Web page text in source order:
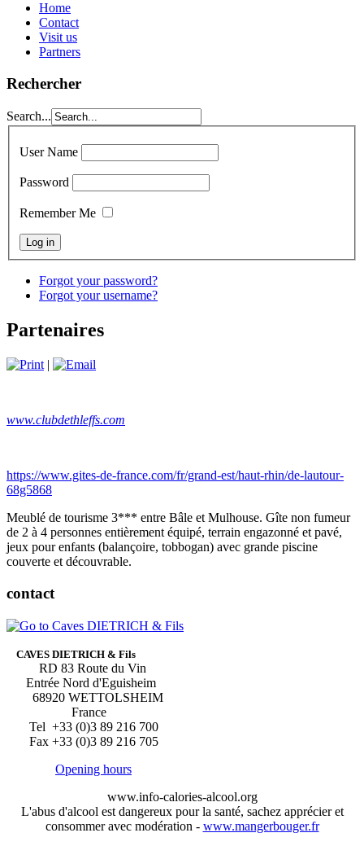
Home
Contact
Visit us
Partners
Rechercher
Search...
User Name
Password
Remember Me
Forgot your password?
Forgot your username?
Partenaires
|
www.clubdethleffs.com
https://www.gites-de-france.com/fr/grand-est/haut-rhin/de-lautour-
68g5868
Meublé de tourisme 3*** entre Bâle et Mulhouse. Gîte non fumeur
de 2 à 4 personnes entièrement équipé, terrain engazonné et pavé,
jeux pour enfants (balançoire, tobbogan) avec grande piscine
couverte et découvrable.
contact
CAVES DIETRICH & Fils
RD 83 Route du Vin
Entrée Nord d'Eguisheim
68920 WETTOLSHEIM
France
Tel +33 (0)3 89 216 700
Fax +33 (0)3 89 216 705
Opening hours
www.info-calories-alcool.org
L'abus d'alcool est dangereux pour la santé, sachez apprécier et
consommer avec modération - www.mangerbouger.fr